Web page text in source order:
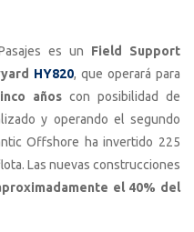
es un Field Support
HY820, que operará para
añoscon posibilidad de
y operando el segundo
Offshore ha invertido 225
Las nuevas construcciones
el 40% del